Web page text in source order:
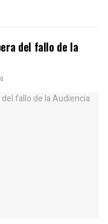
del fallo de la
0